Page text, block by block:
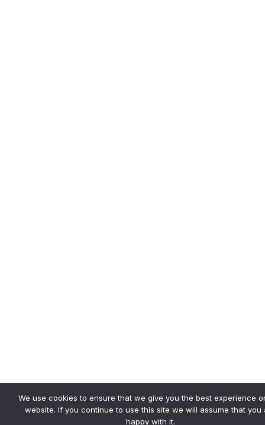
We use cookies to ensure that we give you the best experience
website. If you continue to use this site we will assume that you
happy with it.